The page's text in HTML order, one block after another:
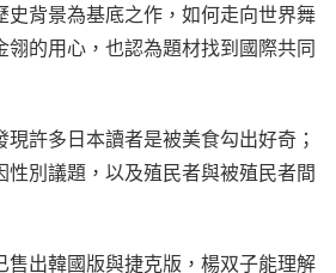
史背景為基底之作，如何走向世界舞
翎的用心，也認為題材找到國際共同
許多日本讀者是被美食勾出好奇；
性別議題，以及殖民者與被殖民者間
售出韓國版與捷克版，楊双子能理解